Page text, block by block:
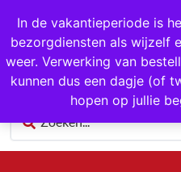
In de vakantieperiode is
bezorgdiensten als wijzelf
weer. Verwerking van
kunnen dus een dagje (of
hopen op jullie
1000+